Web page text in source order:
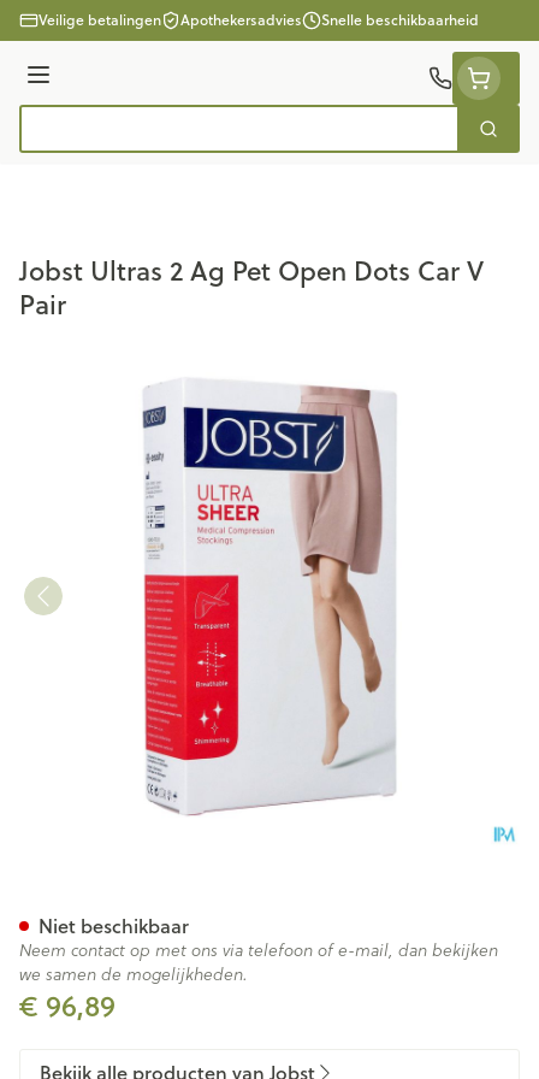
Ga naar de inhoud
Veilige betalingen Apothekersadvies Snelle beschikbaarheid
Menu
Zoek
Jobst Ultras 2 Ag Pet Open Dots Car V
Pair
€ 96,89
Niet beschikbaar
Neem contact op met ons via telefoon of e-mail, dan bekijken
we samen de mogelijkheden.
Bekijk alle producten van Jobst